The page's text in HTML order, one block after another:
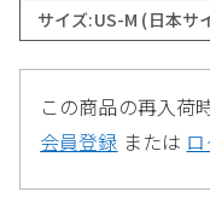
サイズ:US-M (日本サ
この商品の再入荷
会員登録 または